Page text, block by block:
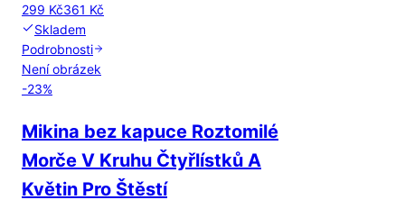
299 Kč361 Kč
Skladem
Podrobnosti
Není obrázek
-23%
Mikina bez kapuce Roztomilé
Morče V Kruhu Čtyřlístků A
Květin Pro Štěstí